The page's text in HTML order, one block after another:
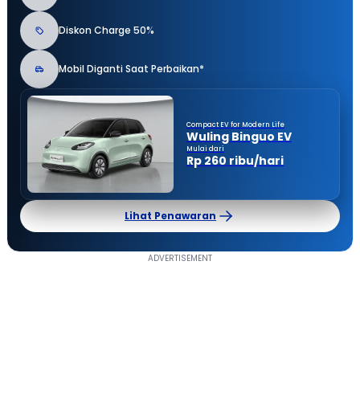
Diskon Charge 50%
Mobil Diganti Saat Perbaikan*
Compact EV for Modern Life
Wuling Binguo EV
Mulai dari
Rp 260 ribu/hari
Lihat Penawaran